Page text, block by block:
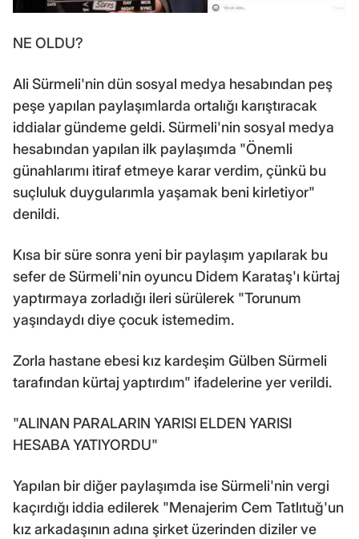
NE OLDU?
Ali Sürmeli'nin dün sosyal medya hesabından peş
peşe yapılan paylaşımlarda ortalığı karıştıracak
iddialar gündeme geldi. Sürmeli'nin sosyal medya
hesabından yapılan ilk paylaşımda "Önemli
günahlarımı itiraf etmeye karar verdim, çünkü bu
suçluluk duygularımla yaşamak beni kirletiyor"
denildi.
Kısa bir süre sonra yeni bir paylaşım yapılarak bu
sefer de Sürmeli'nin oyuncu Didem Karataş'ı kürtaj
yaptırmaya zorladığı ileri sürülerek "Torunum
yaşındaydı diye çocuk istemedim.
Zorla hastane ebesi kız kardeşim Gülben Sürmeli
tarafından kürtaj yaptırdım" ifadelerine yer verildi.
"ALINAN PARALARIN YARISI ELDEN YARISI
HESABA YATIYORDU"
Yapılan bir diğer paylaşımda ise Sürmeli'nin vergi
kaçırdığı iddia edilerek "Menajerim Cem Tatlıtuğ'un
kız arkadaşının adına şirket üzerinden diziler ve